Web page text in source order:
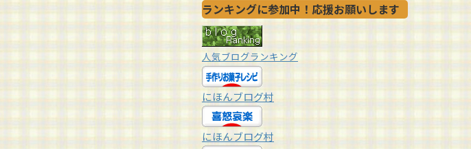
ランキングに参加中！応援お願いします
人気ブログランキング
にほんブログ村
にほんブログ村